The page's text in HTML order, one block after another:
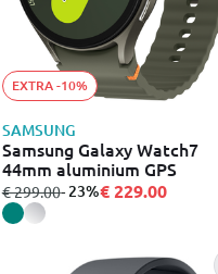
EXTRA -10%
SAMSUNG
Samsung Galaxy Watch7
44mm aluminium GPS
από
€ 299.00σε
- 23%€ 229.00